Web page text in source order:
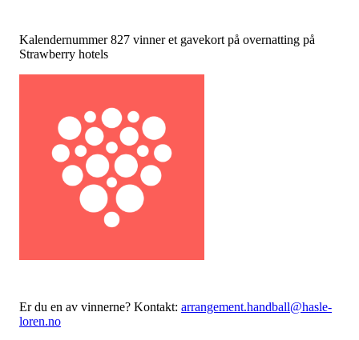
Kalendernummer 827 vinner et gavekort på overnatting på
Strawberry hotels
Er du en av vinnerne? Kontakt: arrangement.handball@hasle-
loren.no